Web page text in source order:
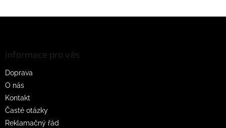
Informace pro vás
Doprava
O nás
Kontakt
Časté otázky
Reklamačný řád